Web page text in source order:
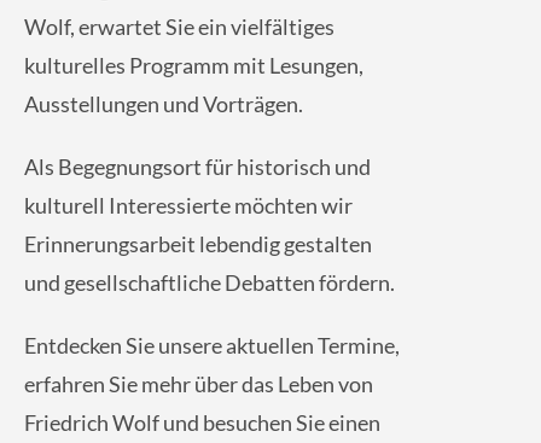
Wolf, erwartet Sie ein vielfältiges
kulturelles Programm mit Lesungen,
Ausstellungen und Vorträgen.
Als Begegnungsort für historisch und
kulturell Interessierte möchten wir
Erinnerungsarbeit lebendig gestalten
und gesellschaftliche Debatten fördern.
Entdecken Sie unsere aktuellen Termine,
erfahren Sie mehr über das Leben von
Friedrich Wolf und besuchen Sie einen